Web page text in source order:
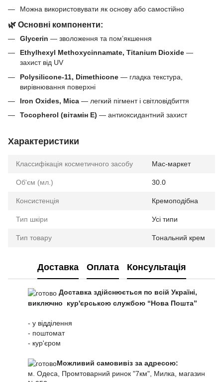
Можна використовувати як основу або самостійно
🌿 Основні компоненти:
Glycerin — зволоження та помʼякшення
Ethylhexyl Methoxycinnamate, Titanium Dioxide —
захист від UV
Polysilicone-11, Dimethicone — гладка текстура,
вирівнювання поверхні
Iron Oxides, Mica — легкий пігмент і світловідбиття
Tocopherol (вітамін Е) — антиоксидантний захист
Характеристики
Классифікація косметичного засобу Мас-маркет
Об'єм (мл.) 30.0
Консистенція Кремоподібна
Тип шкіри Усі типи
Тип товару Тональний крем
Доставка Оплата Консультація
Доставка здійснюється по всій Україні,
виключно кур'єрською службою “Нова Пошта”
- у відділення
- поштомат
- кур'єром
Можливий самовивіз за адресою:
м. Одеса, Промтоварний ринок "7км", Милка, магазин